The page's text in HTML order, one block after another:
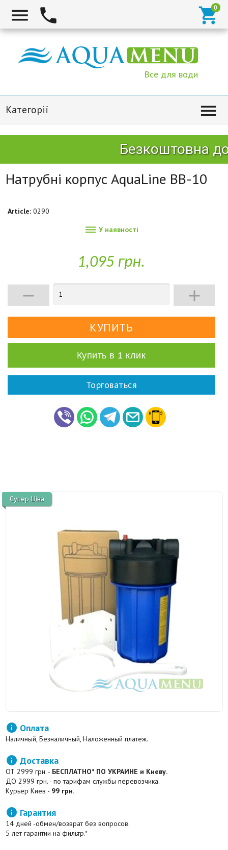
  
Все для води
Категорії 
Безкоштовна
Натрубні корпус AquaLine BB-10
Article: 0290
 У наявності
1,095 грн.
 
Купить в 1 клик
Торговаться
Супер Ціна
 Оплата
Наличный, Безналичный, Наложенный платеж.
 Доставка
ОТ 2999 грн. - БЕСПЛАТНО* ПО УКРАИНЕ и Киеву.
ДО 2999 грн. - по тарифам службы перевозчика.
Курьер Киев - 99 грн.
 Гарантия
14 дней -обмен/возврат без вопросов.
5 лет гарантии на фильтр.*